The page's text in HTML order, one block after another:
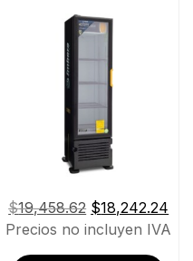
$19,458.62 El
precio
$18,242.24
Precios no incluyen IVA